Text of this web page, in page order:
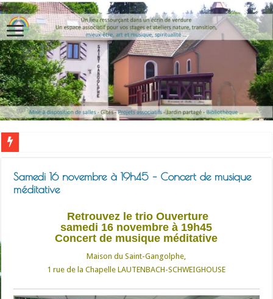
Samedi 16 novembre à 19h45 – Concert de musique
méditative
Retrouvez le trio Ouverture
samedi 16 novembre à 19h45
Concert de musique méditative
Maison du Saint-Gangolphe,
1 rue de la Chapelle LAUTENBACH-SCHWEIGHOUSE